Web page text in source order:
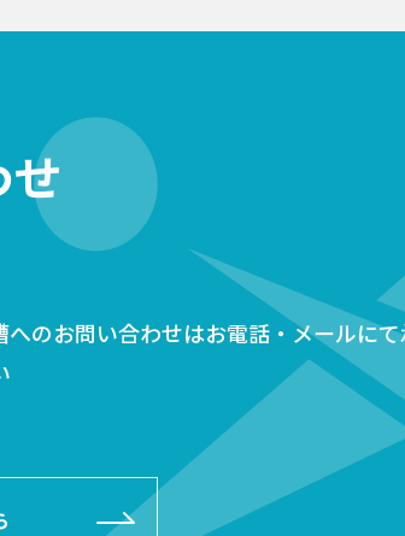
のお問い合わせはお電話・メールにて